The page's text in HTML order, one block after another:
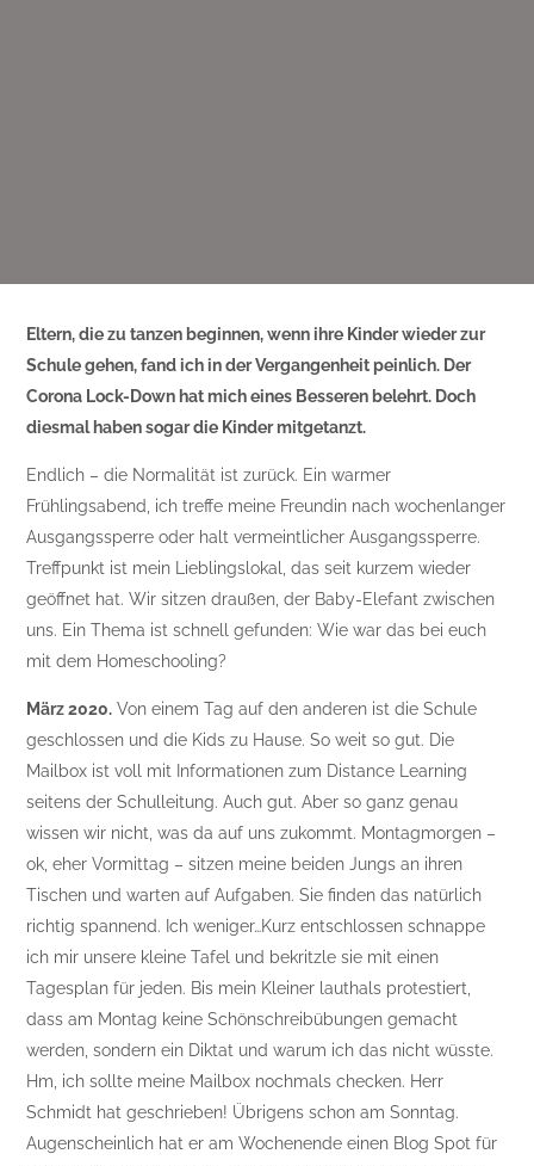
Eltern, die zu tanzen beginnen, wenn ihre Kinder wieder zur
Schule gehen, fand ich in der Vergangenheit peinlich. Der
Corona Lock-Down hat mich eines Besseren belehrt. Doch
diesmal haben sogar die Kinder mitgetanzt.
Endlich – die Normalität ist zurück. Ein warmer
Frühlingsabend, ich treffe meine Freundin nach wochenlanger
Ausgangssperre oder halt vermeintlicher Ausgangssperre.
Treffpunkt ist mein Lieblingslokal, das seit kurzem wieder
geöffnet hat. Wir sitzen draußen, der Baby-Elefant zwischen
uns. Ein Thema ist schnell gefunden: Wie war das bei euch
mit dem Homeschooling?
März 2020. Von einem Tag auf den anderen ist die Schule
geschlossen und die Kids zu Hause. So weit so gut. Die
Mailbox ist voll mit Informationen zum Distance Learning
seitens der Schulleitung. Auch gut. Aber so ganz genau
wissen wir nicht, was da auf uns zukommt. Montagmorgen –
ok, eher Vormittag – sitzen meine beiden Jungs an ihren
Tischen und warten auf Aufgaben. Sie finden das natürlich
richtig spannend. Ich weniger…Kurz entschlossen schnappe
ich mir unsere kleine Tafel und bekritzle sie mit einen
Tagesplan für jeden. Bis mein Kleiner lauthals protestiert,
dass am Montag keine Schönschreibübungen gemacht
werden, sondern ein Diktat und warum ich das nicht wüsste.
Hm, ich sollte meine Mailbox nochmals checken. Herr
Schmidt hat geschrieben! Übrigens schon am Sonntag.
Augenscheinlich hat er am Wochenende einen Blog Spot für